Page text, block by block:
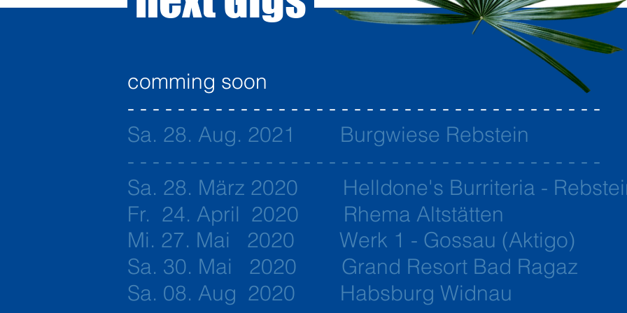
comming soon
- - - - - - - - - - - - - - - - - - - - - - - - - - - - - - - - - - - - - -
Sa. 28. Aug. 2021 Burgwiese Rebstein
- - - - - - - - - - - - - - - - - - - - - - - - - - - - - - - - - - - - - -
Sa. 28. März 2020 Helldone's Burriteria -
Fr. 24. April 2020 Rhema Altstätten
Mi. 27. Mai 2020 Werk 1 - Gossau (Aktigo)
Sa. 30. Mai 2020 Grand Resort Bad Ragaz
Sa. 08. Aug 2020 Habsburg Widnau